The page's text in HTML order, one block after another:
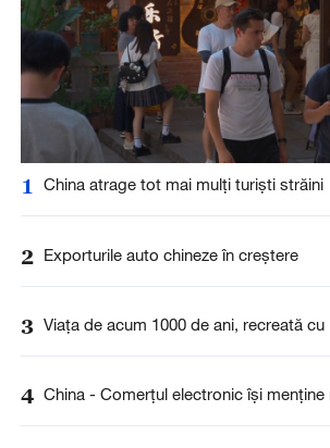
1 China atrage tot mai mulți turiști străini
2 Exporturile auto chineze în creștere
3 Viața de acum 1000 de ani, recreată cu
4 China - Comerțul electronic își